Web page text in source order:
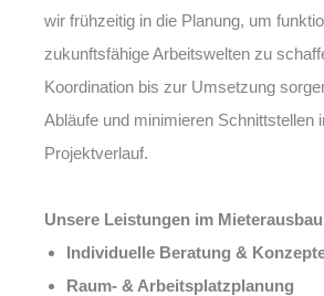
wir frühzeitig in die Planung, um
zukunftsfähige Arbeitswelten zu
Koordination bis zur Umsetzung
Abläufe und minimieren Schnittstellen
Projektverlauf.
Unsere Leistungen im
Individuelle Beratung &
Raum- & Arbeitsplatzplanung